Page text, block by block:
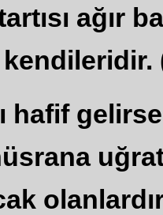
ağır
hafif